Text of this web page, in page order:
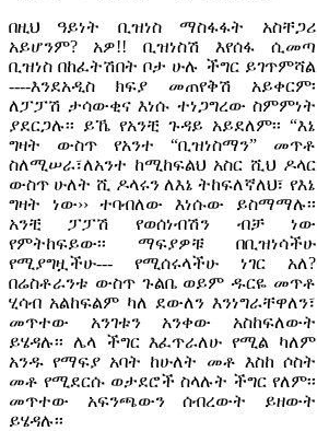
በዚህ ዓይነት ቢዝነስ ማስፋፋት አስቸጋሪ
አይሆንም? አዎ!! ቢዝነስሽ እየሰፋ ሲመጣ
ቢዝነስ በከፈትሽበት ቦታ ሁሉ ችግር ይገጥምሻል
----እንደአዲስ ክፍያ መጠየቅሽ አይቀርም፡
ለፓፓሽ ታሳውቂና እነሱ ተነጋግረው ስምምነት
ያደርጋሉ፡፡ ይኼ የአንቺ ጉዳይ አይደለም፡፡ “እኔ
ግዛት ውስጥ የአንተ “ቢዝነስማን” መጥቶ
ስለሚሠራ፣ለአንተ ከሚከፍልህ አስር ሺህ ዶላር
ውስጥ ሁለት ሺ ዶላሩን ለእኔ ትከፍለኛለህ፣ የእኔ
ግዛት ነው›› ተባብለው እነሱው ይስማማሉ፡፡
አንቺ ፓፓሽ የወሰነብሽን ብቻ ነው
የምትከፍይው፡፡ ማፍያዎቹ በቢዝነሳችሁ
የሚያግዟችሁ--- የሚሰሩላችሁ ነገር አለ?
በሬስቶራንቱ ውስጥ ጉልቤ ወይም ዱርዬ መጥቶ
ሂሳብ አልከፍልም ካለ ደውለን እንነግራቸዋለን፣
መጥተው አንገቱን አንቀው አስከፍለውት
ይሄዳሉ፡፡ ሌላ ችግር እፈጥራለሁ የሚል ካለም
አንዱ የማፍያ አባት ከሁለት መቶ እስከ ሶስት
መቶ የሚደርሱ ወታደሮች ስላሉት ችግር የለም፡፡
መጥተው አፍንጫውን ሰብረውት ይዘውት
ይሄዳሉ፡፡